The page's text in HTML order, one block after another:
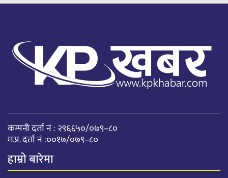
कम्पनी दर्ता नं : २९६६५०/०७९–८०
म.प्र. दर्ता नं :००१७/०७९–८०
हाम्रो बारेमा